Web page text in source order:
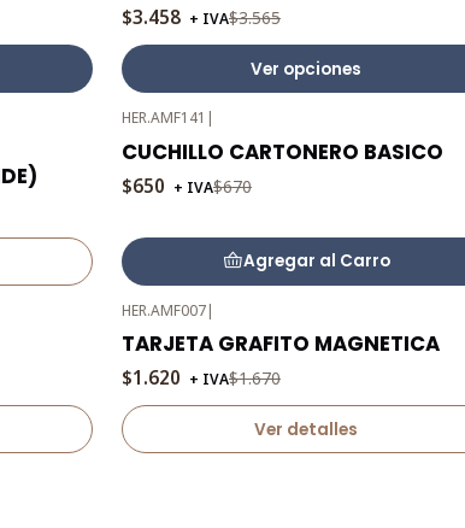
$3.458 + IVA$3.565
Ver opciones
-3%
OFF
HER.AMF141 |
CUCHILLO CARTONERO BASICO
$650 + IVA$670
Agregar al Carro
-3%
OFF
Agotado
HER.AMF007|
TARJETA GRAFITO MAGNETICA
$1.620 + IVA$1.670
Ver detalles